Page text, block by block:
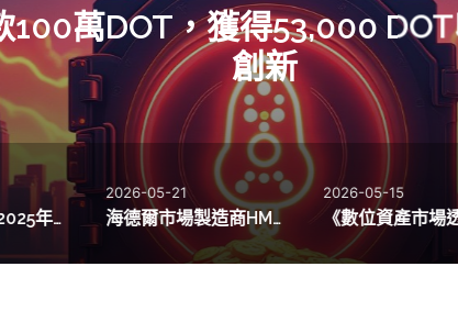
53,000 DOT收益展現流動性
創新
MEV如何影響2025年去中心化交易所337萬美元套利利潤
2026-05-21
海德爾市場製造商HMM推出智能技術，提升DeFi流動性新契機
2026-05-15
《數位資產市場透明法案》即將投票，50萬加密貨幣持有者期待新規範